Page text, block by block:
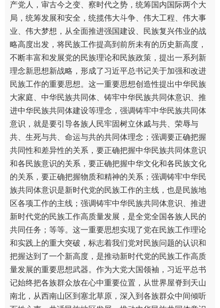
产党人，审古今之变、察时代之势，统筹国内国际两个大
局，统筹发展和安全，统揽伟大斗争、伟大工程、伟大事
业、伟大梦想，从全面推进强国建设、民族复兴伟业的战
略高度出发，将民族工作提高到前所未有的历史新高度，
不断丰富和发展党的民族理论和民族政策，提出一系列新
理念新思想新战略，形成了习近平总书记关于加强和改进
民族工作的重要思想。这一重要思想创造性提出中华民族
大家庭、中华民族共同体、铸牢中华民族共同体意识、推
进中华民族共同体建设等理念，强调铸牢中华民族共同体
意识，就是要引导各族人民牢固树立休戚与共、荣辱与
共、生死与共、命运与共的共同体理念；强调要正确把握
共同性和差异性的关系，要正确把握中华民族共同体意识
和各民族意识的关系，要正确把握中华文化和各民族文化
的关系，要正确把握物质和精神的关系；强调铸牢中华民
族共同体意识是新时代党的民族工作的主线，也是民族地
区各项工作的主线；强调铸牢中华民族共同体意识、推进
新时代党的民族工作高质量发展，是全党全国各族人民的
共同任务；等等。这一重要思想实现了党在民族工作理论
和实践上的重大突破，标志着我们党对民族问题的认识和
把握达到了一个新高度，是推动新时代党的民族工作高质
量发展的重要思想武器。作为大党大国领袖，习近平总书
记始终把各族群众放在心中重要位置，从世界屋脊到天山
南北，从西南山区到塞北草原，深入到各族群众中间倾听